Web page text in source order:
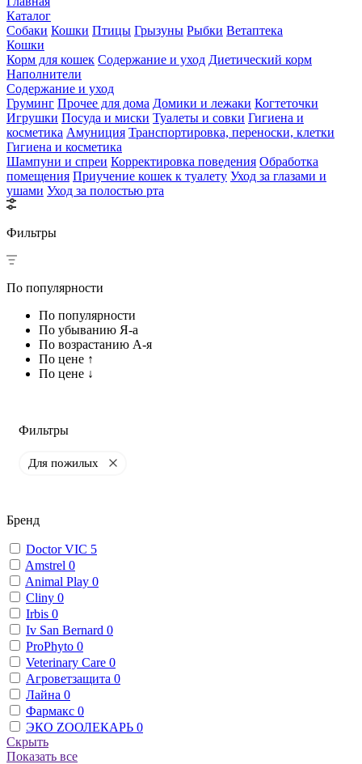
Каталог
Собаки Кошки Птицы Грызуны Рыбки Ветаптека
Кошки
Корм для кошек Содержание и уход Диетический корм
Наполнители
Содержание и уход
Груминг Прочее для дома Домики и лежаки Когтеточки
Игрушки Посуда и миски Туалеты и совки Гигиена и
косметика Амуниция Транспортировка, переноски, клетки
Гигиена и косметика
Шампуни и спреи Корректировка поведения Обработка
помещения Приучение кошек к туалету Уход за глазами и
ушами Уход за полостью рта
Фильтры
По популярности
По популярности
По убыванию Я-а
По возрастанию А-я
По цене ↑
По цене ↓
Фильтры
Для пожилых
Бренд
Doctor VIC 5
Amstrel 0
Animal Play 0
Cliny 0
Irbis 0
Iv San Bernard 0
ProPhyto 0
Veterinary Сare 0
Агроветзащита 0
Лайна 0
Фармакс 0
ЭКО ZООЛЕКАРЬ 0
Скрыть
Показать все